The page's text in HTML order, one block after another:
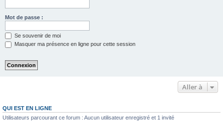
Mot de passe :
Se souvenir de moi
Masquer ma présence en ligne pour cette session
Aller à
QUI EST EN LIGNE
Utilisateurs parcourant ce forum : Aucun utilisateur enregistré et 1 invité